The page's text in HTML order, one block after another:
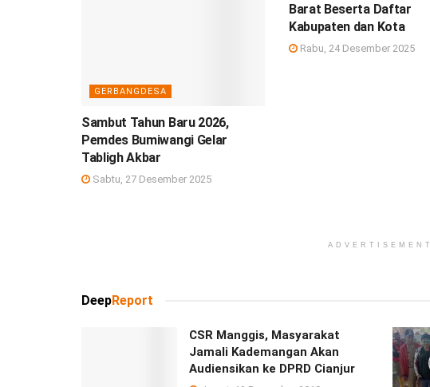
GERBANGDESA
Sambut Tahun Baru 2026,
Pemdes Bumiwangi Gelar
Tabligh Akbar
Sabtu, 27 Desember 2025
Barat Beserta Daftar
Kabupaten dan Kota
Rabu, 24 Desember 2025
ADVERTISEMENT
DeepReport
CSR Manggis, Masyarakat
Jamali Kademangan Akan
Audiensikan ke DPRD Cianjur